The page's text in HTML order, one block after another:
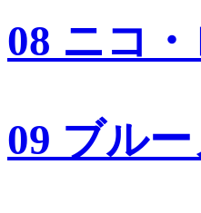
08 ニコ
09 ブル